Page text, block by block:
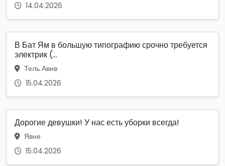
14.04.2026
В Бат Ям в большую типографию срочно требуется
электрик (...
Тель Авив
15.04.2026
Дорогие девушки! У нас есть уборки всегда!
Явне
15.04.2026